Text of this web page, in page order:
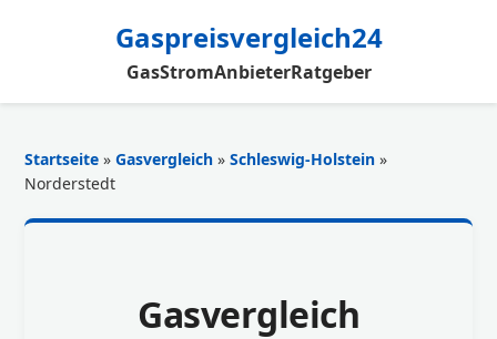
Gaspreisvergleich24
GasStromAnbieterRatgeber
Startseite »Gasvergleich »Schleswig-Holstein »
Norderstedt
Gasvergleich